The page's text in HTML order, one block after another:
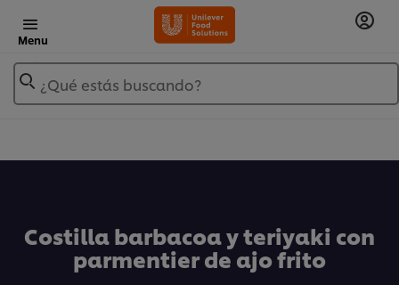
Menu
¿Qué estás buscando?
Costilla barbacoa y teriyaki con
parmentier de ajo frito